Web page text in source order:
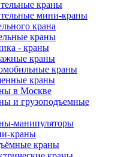
краны
мини-краны
крана
краны
- краны
краны
краны
краны
в Москве
и грузоподъемные
манипуляторы
краны
краны